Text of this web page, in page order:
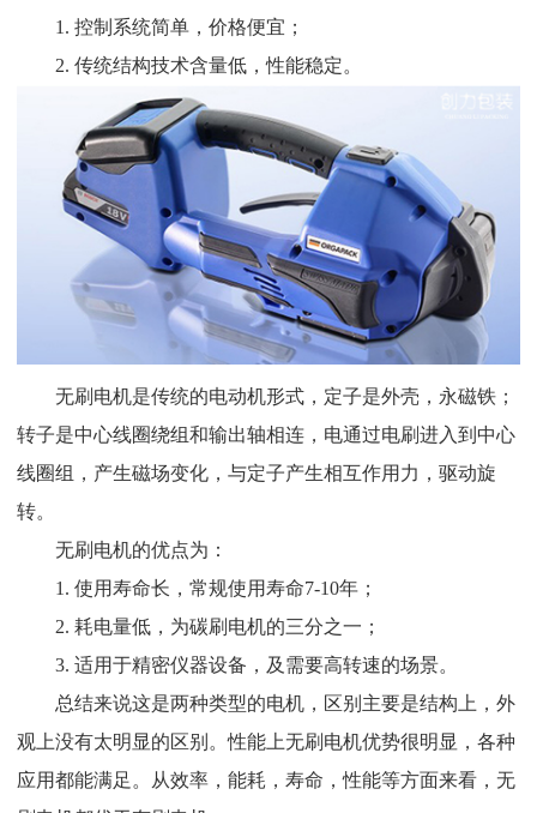
1. 控制系统简单，价格便宜；
2. 传统结构技术含量低，性能稳定。
无刷电机是传统的电动机形式，定子是外壳，永磁铁；
转子是中心线圈绕组和输出轴相连，电通过电刷进入到中心
线圈组，产生磁场变化，与定子产生相互作用力，驱动旋
转。
无刷电机的优点为：
1. 使用寿命长，常规使用寿命7-10年；
2. 耗电量低，为碳刷电机的三分之一；
3. 适用于精密仪器设备，及需要高转速的场景。
总结来说这是两种类型的电机，区别主要是结构上，外
观上没有太明显的区别。性能上无刷电机优势很明显，各种
应用都能满足。从效率，能耗，寿命，性能等方面来看，无